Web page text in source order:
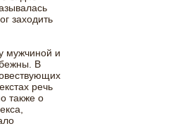
заходить
мужчиной и
В
речь
также о